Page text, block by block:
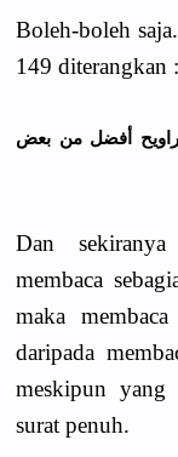
Boleh-boleh
149 diterangkan :
ﺃﻓﻀﻞ ﻣﻦ ﺑﻌﺾ
Dan
membaca
maka
daripada
meskipun yang
surat penuh.